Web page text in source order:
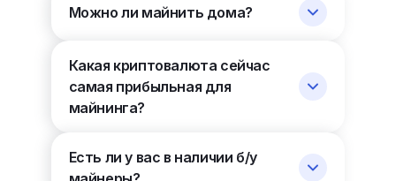
Можно ли майнить дома?
Какая криптовалюта сейчас
самая прибыльная для
майнинга?
Есть ли у вас в наличии б/у